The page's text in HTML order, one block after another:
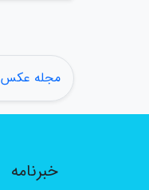
مجله عکس
خبرنامه